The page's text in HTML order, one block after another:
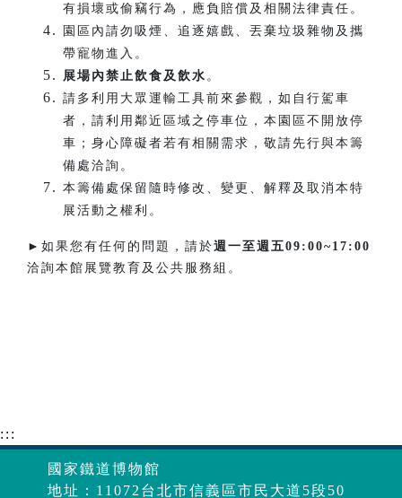
有損壞或偷竊行為，應負賠償及相關法律責任。
園區內請勿吸煙、追逐嬉戲、丟棄垃圾雜物及攜
帶寵物進入。
展場內禁止飲食及飲水 。
請多利用大眾運輸工具前來參觀，如自行駕車
者，請利用鄰近區域之停車位，本園區不開放停
車；身心障礙者若有相關需求，敬請先行與本籌
備處洽詢。
本籌備處保留隨時修改、變更、解釋及取消本特
展活動之權利。
►如果您有任何的問題，請於週一至週五09:00~17:00
洽詢本館展覽教育及公共服務組。
:::
國家鐵道博物館
地址：11072台北市信義區市民大道5段50